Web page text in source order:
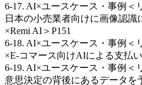
6-17. AI×ユースケース・事例＜
日本の小売業者向けに画像認
×Remi AI＞P151
6-18. AI×ユースケース・事例＜
×E‐コマース向けAIによる支払
6-19. AI×ユースケース・事例＜
意思決定の背後にあるデータを